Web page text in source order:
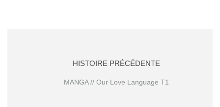
HISTOIRE PRÉCÉDENTE
MANGA // Our Love Language T1